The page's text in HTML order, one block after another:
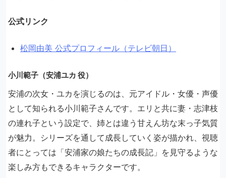
公式リンク
松岡由美 公式プロフィール（テレビ朝日）
小川範子（安浦ユカ 役）
安浦の次女・ユカを演じるのは、元アイドル・女優・声優
として知られる小川範子さんです。エリと共に妻・志津枝
の連れ子という設定で、姉とは違う甘えん坊な末っ子気質
が魅力。シリーズを通して成長していく姿が描かれ、視聴
者にとっては「安浦家の娘たちの成長記」を見守るような
楽しみ方もできるキャラクターです。